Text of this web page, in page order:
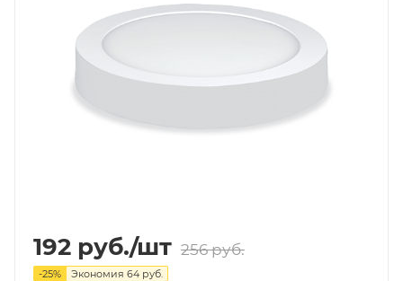
192 руб./шт 256руб.
-25% Экономия 64 руб.